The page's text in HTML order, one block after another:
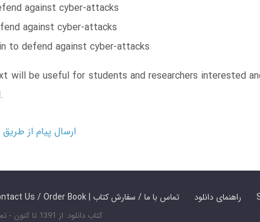
against cyber-attacks
against cyber-attacks
to defend against cyber-attacks
will be useful for students and researchers interested
ارسال پیام از طریق ایتا:
Contact Us / Order Book | تماس با ما / سفارش کتاب راهنمای دانلود
کتاب دانلود: از 1391 تا کنون - تمامی حقوق محفوظ است